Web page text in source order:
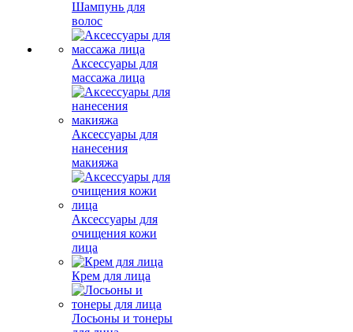
Шампунь для
волос
Аксессуары для
массажа лица
Аксессуары для
нанесения
макияжа
Аксессуары для
очищения кожи
лица
Крем для лица
Лосьоны и тонеры